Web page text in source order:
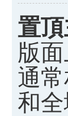
置
版
通
和